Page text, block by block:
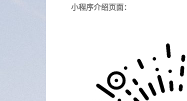
小程序介绍页面：